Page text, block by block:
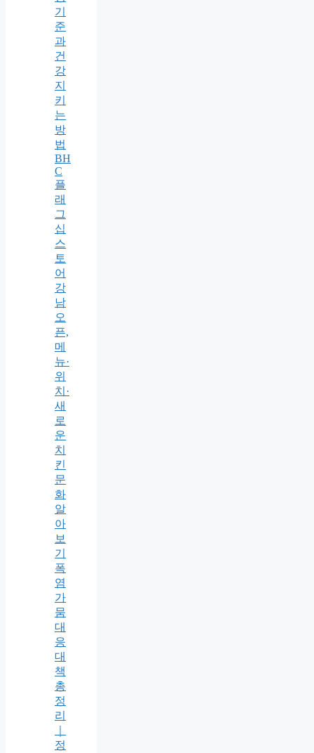
기
준
과
건
강
지
키
는
방
법
BH
C
플
래
그
십
스
토
어
강
남
오
픈,
메
뉴·
위
치·
새
로
운
치
킨
문
화
알
아
보
기
폭
염
가
뭄
대
응
대
책
총
정
리
정